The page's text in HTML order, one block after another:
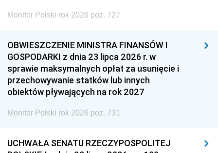
Monitor Polski rok 2026 poz. 727
OBWIESZCZENIE MINISTRA FINANSÓW I
GOSPODARKI z dnia 23 lipca 2026 r. w
sprawie maksymalnych opłat za usunięcie i
przechowywanie statków lub innych
obiektów pływających na rok 2027
Monitor Polski rok 2026 poz. 731
UCHWAŁA SENATU RZECZYPOSPOLITEJ